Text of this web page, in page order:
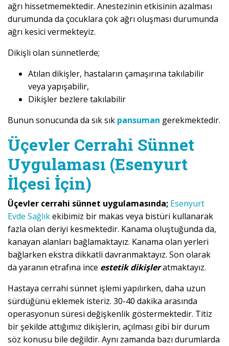
ağrı hissetmemektedir. Anestezinin etkisinin azalması
durumunda da çocuklara çok ağrı oluşması durumunda
ağrı kesici vermekteyiz.
Dikişli olan sünnetlerde;
Atılan dikişler, hastaların çamaşırına takılabilir
veya yapışabilir,
Dikişler bezlere takılabilir
Bunun sonucunda da sık sık pansuman gerekmektedir.
Üçevler Cerrahi Sünnet
Uygulaması (Esenyurt
İlçesi İçin)
Üçevler cerrahi sünnet uygulamasında; Esenyurt
Evde Sağlıkekibimiz bir makas veya bistüri kullanarak
fazla olan deriyi kesmektedir. Kanama oluştuğunda da,
kanayan alanları bağlamaktayız. Kanama olan yerleri
bağlarken ekstra dikkatli davranmaktayız. Son olarak
da yaranın etrafına ince estetik dikişleratmaktayız.
Hastaya cerrahi sünnet işlemi yapılırken, daha uzun
sürdüğünü eklemek isteriz. 30-40 dakika arasında
operasyonun süresi değişkenlik göstermektedir. Titiz
bir şekilde attığımız dikişlerin, açılması gibi bir durum
söz konusu bile değildir. Aynı zamanda bazı durumlarda